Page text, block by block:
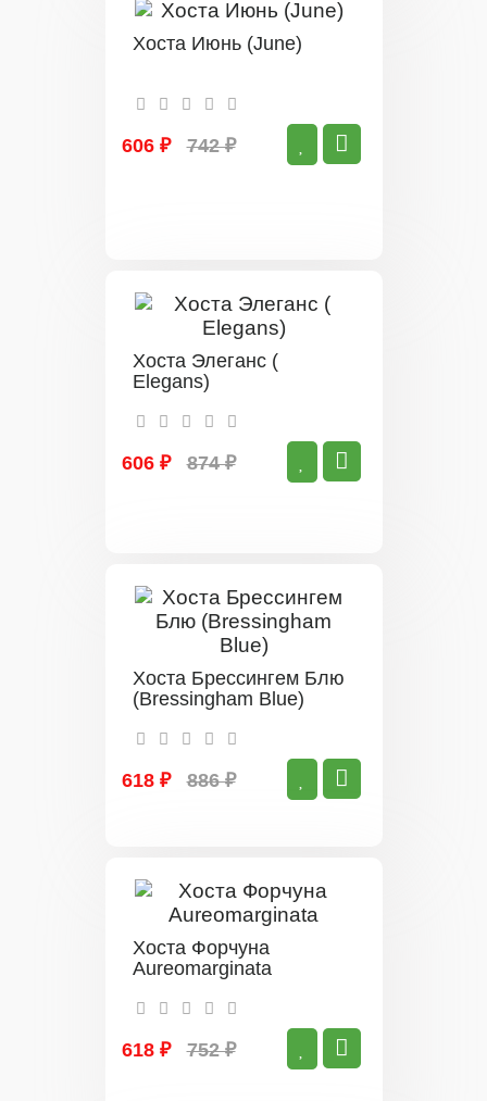
Хоста Июнь (June)
606 ₽ 742 ₽
Хоста Элеганс (
Elegans)
606 ₽ 874 ₽
Хоста Брессингем Блю
(Bressingham Blue)
618 ₽ 886 ₽
Хоста Форчуна
Аureomarginata
618 ₽ 752 ₽